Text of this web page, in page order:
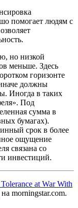
помогает людям с
но низкой
меньше. Здесь
горизонте
должны
Иногда в таких
Под
сумма в
бумагах).
срок в более
ощущение
связана со
инвестиций.
at War With
morningstar.com.